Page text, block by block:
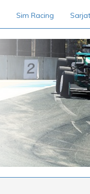
Sim Racing Sarjat